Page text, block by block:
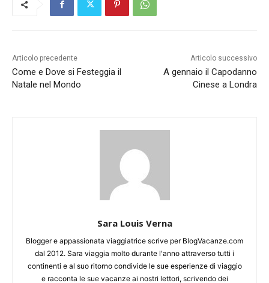
Articolo precedente
Come e Dove si Festeggia il
Natale nel Mondo
Articolo successivo
A gennaio il Capodanno
Cinese a Londra
Sara Louis Verna
Blogger e appassionata viaggiatrice scrive per BlogVacanze.com
dal 2012. Sara viaggia molto durante l'anno attraverso tutti i
continenti e al suo ritorno condivide le sue esperienze di viaggio
e racconta le sue vacanze ai nostri lettori, scrivendo dei